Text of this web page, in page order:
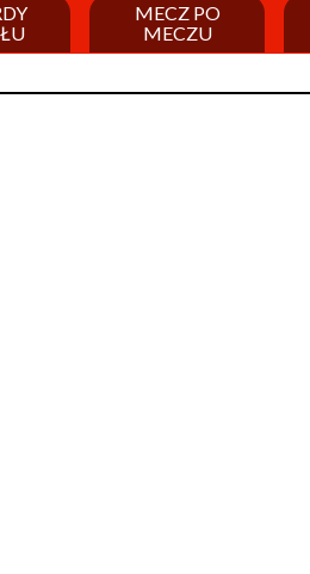
MECZ PO
MECZU